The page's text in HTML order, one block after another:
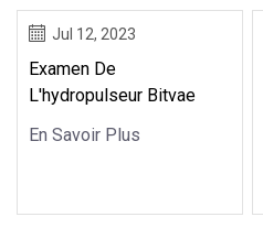
Jul 12, 2023
Examen De
L'hydropulseur Bitvae
En Savoir Plus